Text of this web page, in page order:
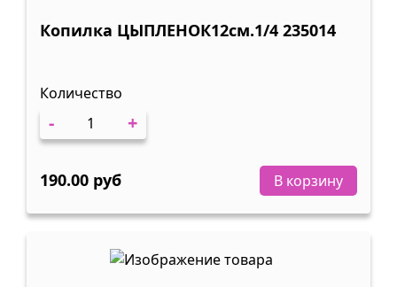
Копилка ЦЫПЛЕНОК12см.1/4 235014
Количество
- +
190.00 руб В корзину